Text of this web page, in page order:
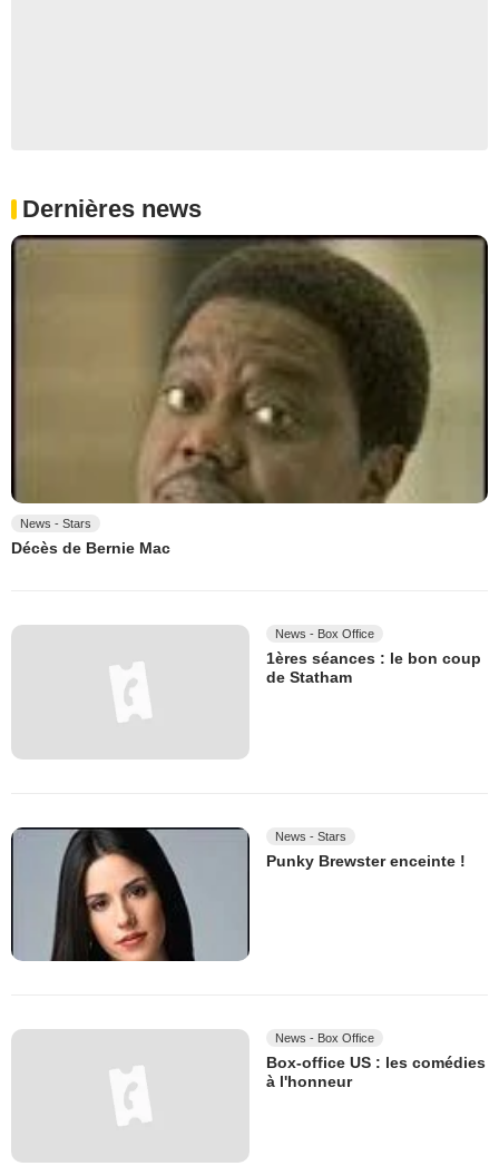
Dernières news
News - Stars
Décès de Bernie Mac
News - Box Office
1ères séances : le bon coup
de Statham
News - Stars
Punky Brewster enceinte !
News - Box Office
Box-office US : les comédies
à l'honneur